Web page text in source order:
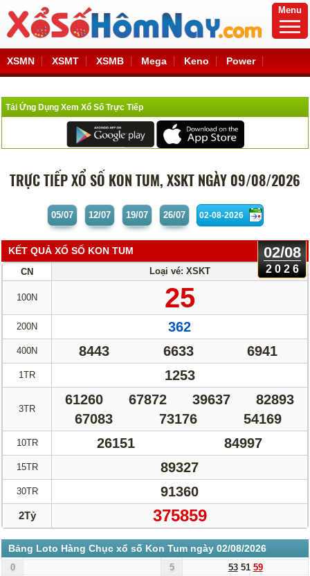
Menu
XSMN XSMT XSMB Mega Keno Power
Tải Ứng Dụng Xem Xổ Số Trực Tiếp
TRỰC TIẾP XỔ SỐ KON TUM, XSKT NGÀY 09/08/2026
05/07 12/07 19/07 26/07
KẾT QUẢ XỔ SỐ KON TUM 02/08
2026
CN Loại vé: XSKT
100N 25
200N 362
400N 8443 6633 6941
1TR 1253
3TR
61260 67872 39637
82893
67083
73176 54169
10TR 26151 84997
15TR 89327
30TR 91360
2Tỷ 375859
Bảng Loto Hàng Chục xổ số Kon Tum ngày 02/08/2026
0 5 53 51 59